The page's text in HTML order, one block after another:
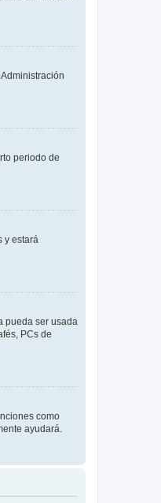
periodo de
y estará
pueda ser usada
PCs de
como
ayudará.